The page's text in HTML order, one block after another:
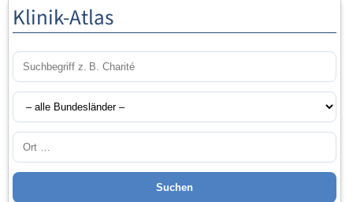
Klinik-Atlas
Suchen